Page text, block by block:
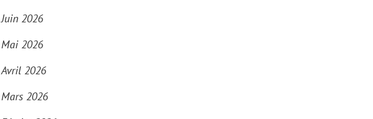
Juin 2026
Mai 2026
Avril 2026
Mars 2026